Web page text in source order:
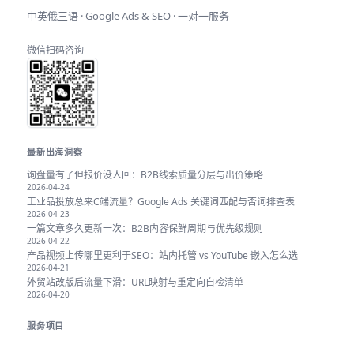
中英俄三语 · Google Ads & SEO · 一对一服务
微信扫码咨询
最新出海洞察
询盘量有了但报价没人回：B2B线索质量分层与出价策略
2026-04-24
工业品投放总来C端流量？Google Ads 关键词匹配与否词排查表
2026-04-23
一篇文章多久更新一次：B2B内容保鲜周期与优先级规则
2026-04-22
产品视频上传哪里更利于SEO：站内托管 vs YouTube 嵌入怎么选
2026-04-21
外贸站改版后流量下滑：URL映射与重定向自检清单
2026-04-20
服务项目